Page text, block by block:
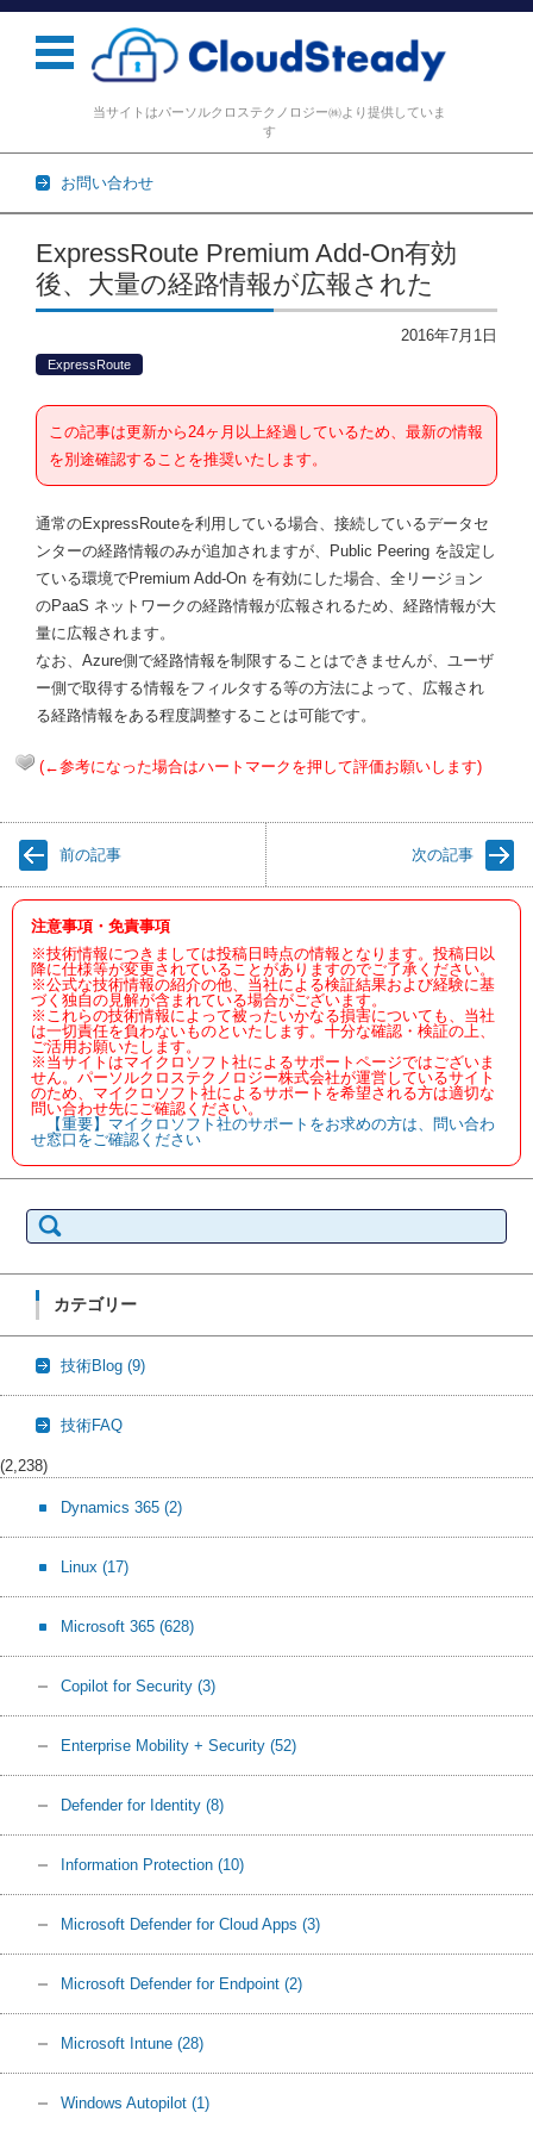
当サイトはパーソルクロステクノロジー㈱より提供していま
す
お問い合わせ
コンテンツに移動
ExpressRoute Premium Add-On有効
後、大量の経路情報が広報された
2016年7月1日
ExpressRoute
この記事は更新から24ヶ月以上経過しているため、最新の情報
を別途確認することを推奨いたします。
通常のExpressRouteを利用している場合、接続しているデータセ
ンターの経路情報のみが追加されますが、Public Peering を設定し
ている環境でPremium Add-On を有効にした場合、全リージョン
のPaaS ネットワークの経路情報が広報されるため、経路情報が大
量に広報されます。
なお、Azure側で経路情報を制限することはできませんが、ユーザ
ー側で取得する情報をフィルタする等の方法によって、広報され
る経路情報をある程度調整することは可能です。
(←参考になった場合はハートマークを押して評価お願いします)
前の記事 次の記事
注意事項・免責事項
※技術情報につきましては投稿日時点の情報となります。投稿日以
降に仕様等が変更されていることがありますのでご了承ください。
※公式な技術情報の紹介の他、当社による検証結果および経験に基
づく独自の見解が含まれている場合がございます。
※これらの技術情報によって被ったいかなる損害についても、当社
は一切責任を負わないものといたします。十分な確認・検証の上、
ご活用お願いたします。
※当サイトはマイクロソフト社によるサポートページではございま
せん。パーソルクロステクノロジー株式会社が運営しているサイト
のため、マイクロソフト社によるサポートを希望される方は適切な
問い合わせ先にご確認ください。
【重要】マイクロソフト社のサポートをお求めの方は、問い合わ
せ窓口をご確認ください
索:
カテゴリー
技術Blog (9)
技術FAQ
(2,238)
Dynamics 365 (2)
Linux (17)
Microsoft 365 (628)
Copilot for Security (3)
Enterprise Mobility + Security (52)
Defender for Identity (8)
Information Protection (10)
Microsoft Defender for Cloud Apps (3)
Microsoft Defender for Endpoint (2)
Microsoft Intune (28)
Windows Autopilot (1)